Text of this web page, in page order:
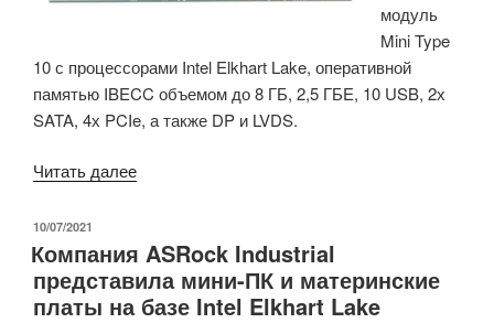
модуль
Mini Type
10 с процессорами Intel Elkhart Lake, оперативной
памятью IBECC объемом до 8 ГБ, 2,5 ГБE, 10 USB, 2х
SATA, 4х PCIe, а также DP и LVDS.
Читать далее«Крошечный
на
базе
процессоров
ОПУБЛИКОВАНО
10/07/2021
Компания ASRock Industrial
представила мини-ПК и материнские
платы на базе Intel Elkhart Lake